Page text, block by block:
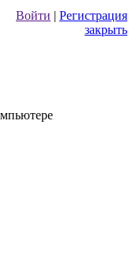
Войти | Регистрация
закрыть